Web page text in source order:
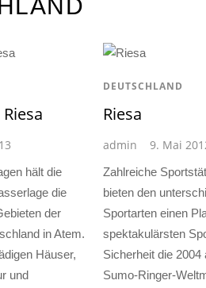
hält die
die
der
in Atem.
Häuser,
und
DEUTSCHLAND
Riesa
admin 9. Mai
Zahlreiche
bieten den
Sportarten einen
spektakulärsten
Sicherheit die 2004
Sumo-Ringer-